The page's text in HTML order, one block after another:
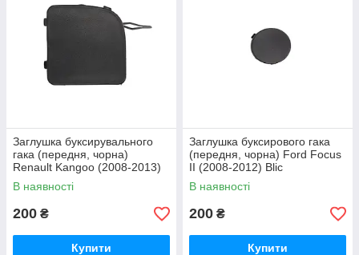
Заглушка буксирувального
гака (передня, чорна)
Renault Kangoo (2008-2013)
Blic
В наявності
200 ₴
Купити
Заглушка буксирового гака
(передня, чорна) Ford Focus
II (2008-2012) Blic
В наявності
200 ₴
Купити